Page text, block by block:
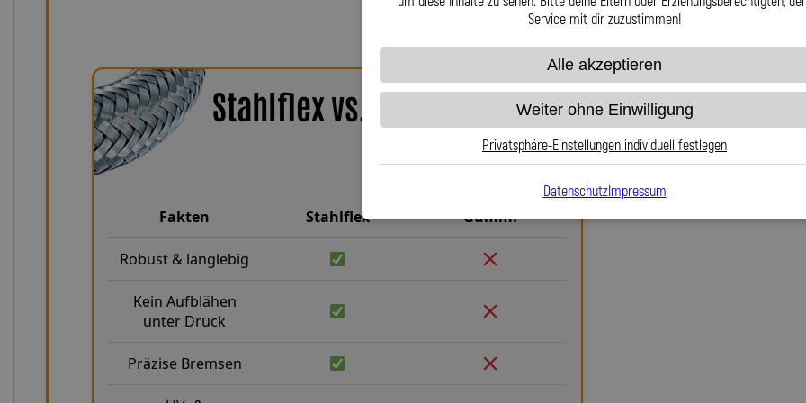
Stahlflex vs. Gummi
Fakten Stahlflex Gummi
Robust & langlebig
Kein Aufblähen
unter Druck
Präzise Bremsen
Wenn es um Sicherheit,
Stahlflex-Bremsleitungen für
Gummileitungen bieten sie
Kontrolle. Das bedeutet mehr
Teflon-Innenseele ist nicht
Service mit dir zuzustimmen!
Alle akzeptieren
Weiter ohne Einwilligung
Privatsphäre-Einstellungen individuell festlegen
DatenschutzImpressum